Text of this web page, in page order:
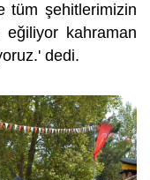
tüm şehitlerimizin
eğiliyor kahraman
dedi.